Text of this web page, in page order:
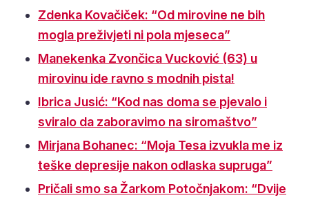
Zdenka Kovačiček: “Od mirovine ne bih
mogla preživjeti ni pola mjeseca”
Manekenka Zvončica Vucković (63) u
mirovinu ide ravno s modnih pista!
Ibrica Jusić: “Kod nas doma se pjevalo i
sviralo da zaboravimo na siromaštvo”
Mirjana Bohanec: “Moja Tesa izvukla me iz
teške depresije nakon odlaska supruga”
Pričali smo sa Žarkom Potočnjakom: “Dvije